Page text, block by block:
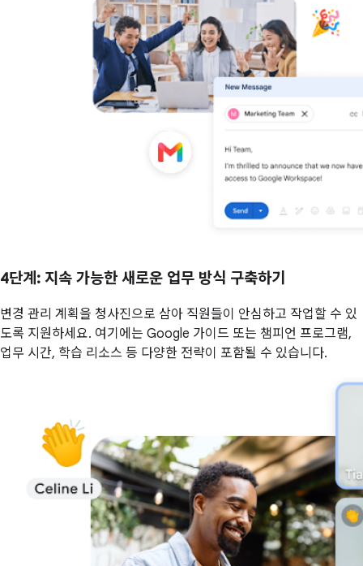
4단계 : 지속 가능한 새로운 업무 방식 구축하기
변경 관리 계획을 청사진으로 삼아 직원들이 안심하고 작업할 수 있
도록 지원하세요. 여기에는 Google 가이드 또는 챔피언 프로그램,
업무 시간, 학습 리소스 등 다양한 전략이 포함될 수 있습니다.